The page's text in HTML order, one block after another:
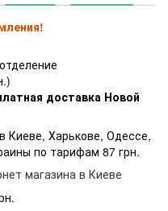
доставка Новой
Киеве, Харькове, Одессе,
по тарифам 87 грн.
магазина в Киеве